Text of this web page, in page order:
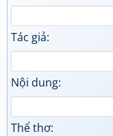
Tác giả:
Nội dung:
Thể thơ: